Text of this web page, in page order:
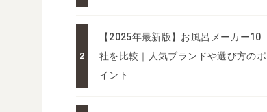
【2025年最新版】お風呂メーカー10
社を比較｜人気ブランドや選び方のポ
イント